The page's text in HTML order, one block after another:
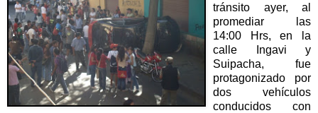
tránsito ayer, al
promediar las
14:00 Hrs, en la
calle Ingavi y
Suipacha, fue
protagonizado por
dos vehículos
conducidos con